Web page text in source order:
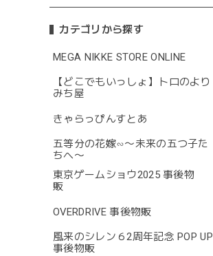
カテゴリから探す
MEGA NIKKE STORE ONLINE
【どこでもいっしょ】トロのより
みち屋
きゃらっぴんすとあ
五等分の花嫁∽〜未来の五つ子た
ちへ〜
東京ゲームショウ2025 事後物
販
OVERDRIVE 事後物販
風来のシレン６2周年記念 POP UP
事後物販